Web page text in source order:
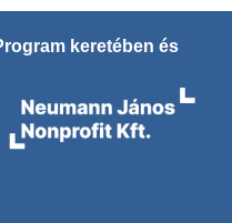
keretében és